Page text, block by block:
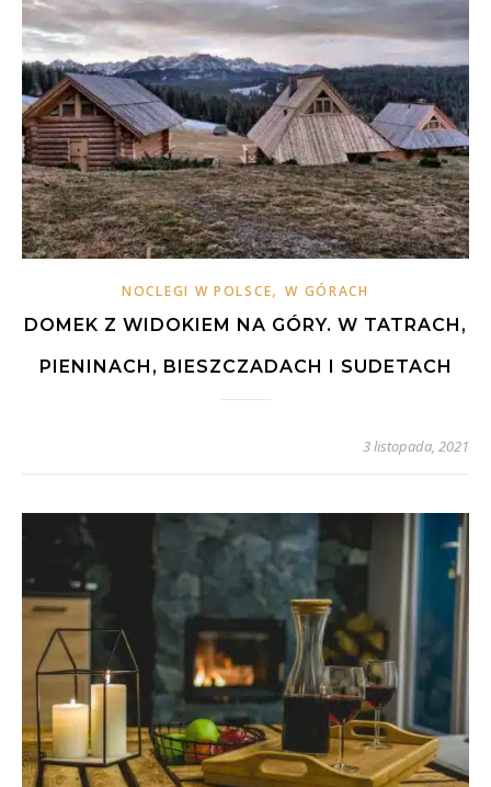
NOCLEGI W POLSCE,W GÓRACH
DOMEK Z WIDOKIEM NA GÓRY. W TATRACH,
PIENINACH, BIESZCZADACH I SUDETACH
3 listopada, 2021